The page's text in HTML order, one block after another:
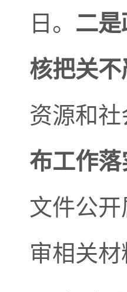
日。 二是
核把关不
资源和
布工作落
文件公
审相关